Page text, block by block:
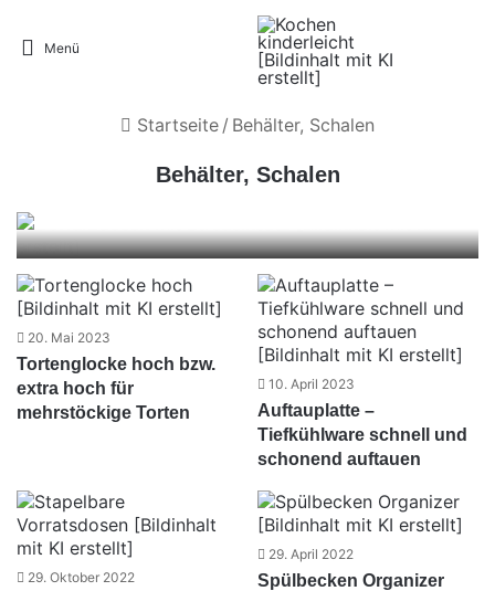
Menü
Startseite / Behälter, Schalen
Behälter, Schalen
Gewürzdosen mit Streueinsatz
20. Mai 2023
Tortenglocke hoch bzw.
extra hoch für
mehrstöckige Torten
10. April 2023
Auftauplatte –
Tiefkühlware schnell und
schonend auftauen
29. Oktober 2022
29. April 2022
Spülbecken Organizer